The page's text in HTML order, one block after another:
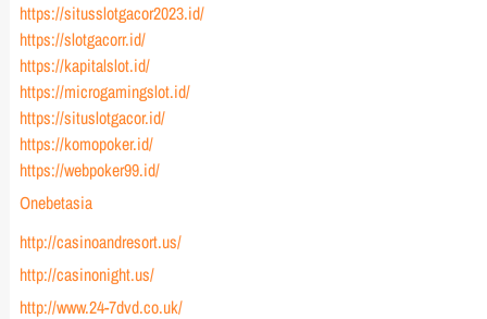
https://situsslotgacor2023.id/
https://slotgacorr.id/
https://kapitalslot.id/
https://microgamingslot.id/
https://situslotgacor.id/
https://komopoker.id/
https://webpoker99.id/
Onebetasia
http://casinoandresort.us/
http://casinonight.us/
http://www.24-7dvd.co.uk/